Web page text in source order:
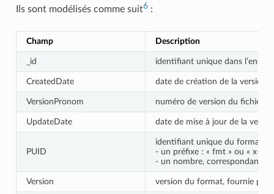
Ils sont modélisés comme suit6:
Champ Description
_id identifiant unique dans
CreatedDate date de création de la version
VersionPronom numéro de version du fichier
UpdateDate date de mise à jour de la
PUID
identifiant unique du format,
- un préfixe : « fmt » ou « x-fmt
- un nombre, correspondant
Version version du format, fournie par